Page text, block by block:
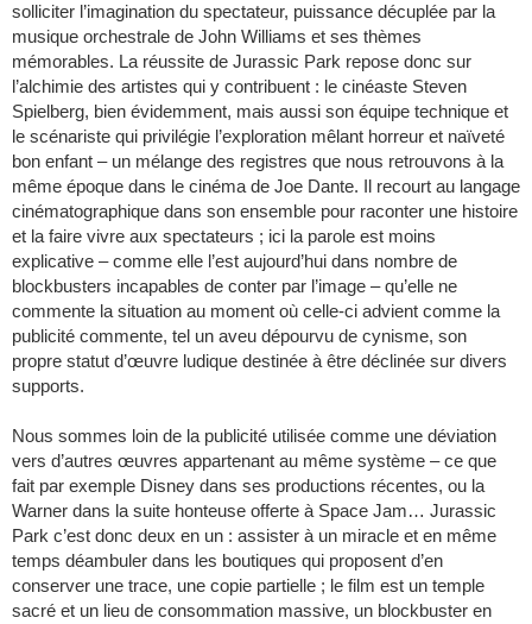
solliciter l’imagination du spectateur, puissance décuplée par la
musique orchestrale de John Williams et ses thèmes
mémorables. La réussite de Jurassic Park repose donc sur
l’alchimie des artistes qui y contribuent : le cinéaste Steven
Spielberg, bien évidemment, mais aussi son équipe technique et
le scénariste qui privilégie l’exploration mêlant horreur et naïveté
bon enfant – un mélange des registres que nous retrouvons à la
même époque dans le cinéma de Joe Dante. Il recourt au langage
cinématographique dans son ensemble pour raconter une histoire
et la faire vivre aux spectateurs ; ici la parole est moins
explicative – comme elle l’est aujourd’hui dans nombre de
blockbusters incapables de conter par l’image – qu’elle ne
commente la situation au moment où celle-ci advient comme la
publicité commente, tel un aveu dépourvu de cynisme, son
propre statut d’œuvre ludique destinée à être déclinée sur divers
supports.
Nous sommes loin de la publicité utilisée comme une déviation
vers d’autres œuvres appartenant au même système – ce que
fait par exemple Disney dans ses productions récentes, ou la
Warner dans la suite honteuse offerte à Space Jam… Jurassic
Park c’est donc deux en un : assister à un miracle et en même
temps déambuler dans les boutiques qui proposent d’en
conserver une trace, une copie partielle ; le film est un temple
sacré et un lieu de consommation massive, un blockbuster en